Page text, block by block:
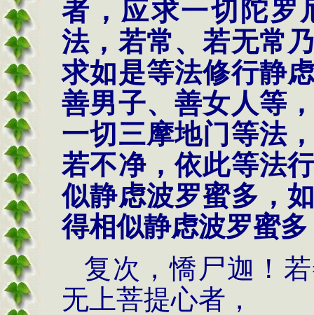
者，应求一切陀罗
法，若常、若无常
求如是等法修行静
善男子、善女人等
一切三摩地门等法
若不净，依此等法
似静虑波罗蜜多，
得相似静虑波罗蜜多
复次，憍尸迦！
无上菩提心者，